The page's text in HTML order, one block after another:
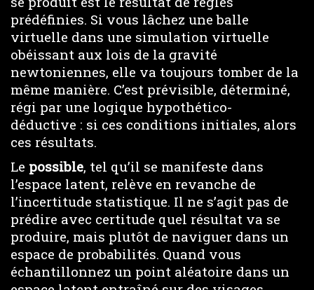
prédéfinies. Si vous lâchez une balle
virtuelle dans une simulation virtuelle
obéissant aux lois de la gravité
newtoniennes, elle va toujours tomber de la
même manière. C’est prévisible, déterminé,
régi par une logique hypothético-
déductive : si ces conditions initiales, alors
ces résultats.
Le possible, tel qu’il se manifeste dans
l’espace latent, relève en revanche de
l’incertitude statistique. Il ne s’agit pas de
prédire avec certitude quel résultat va se
produire, mais plutôt de naviguer dans un
espace de probabilités. Quand vous
échantillonnez un point aléatoire dans un